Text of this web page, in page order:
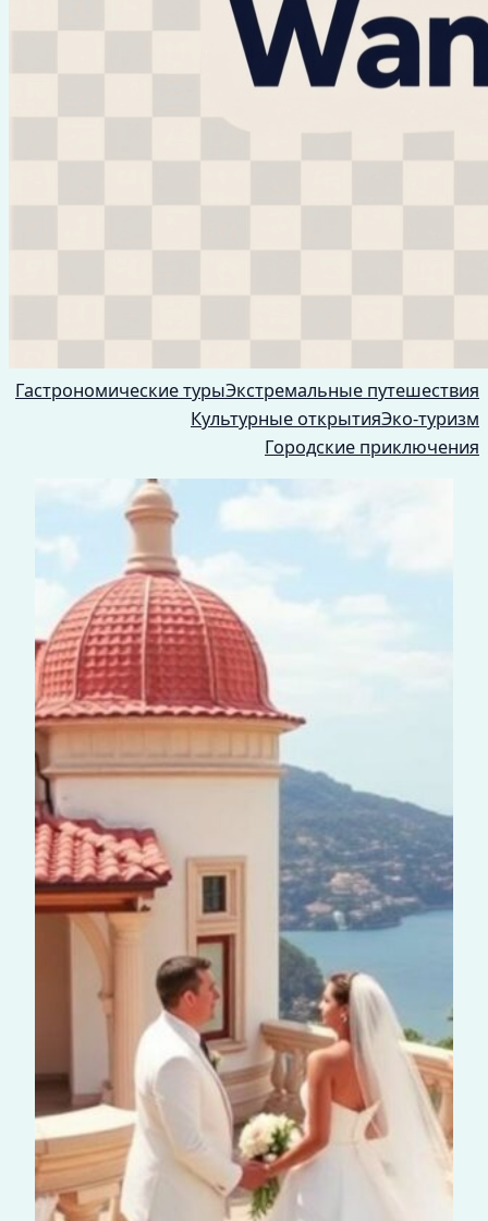
Гастрономические турыЭкстремальные путешествия
Культурные открытияЭко-туризм
Городские приключения